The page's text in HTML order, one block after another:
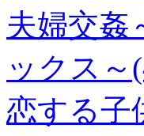
夫婦交
ックス～
恋する子